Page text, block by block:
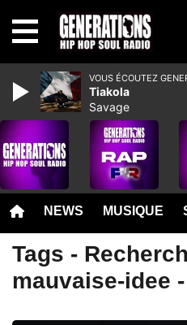
NEWS MUSIQUE
Tags -
mauvaise-idee
VOUS ÉCOUTEZ
Tiakola
Savage